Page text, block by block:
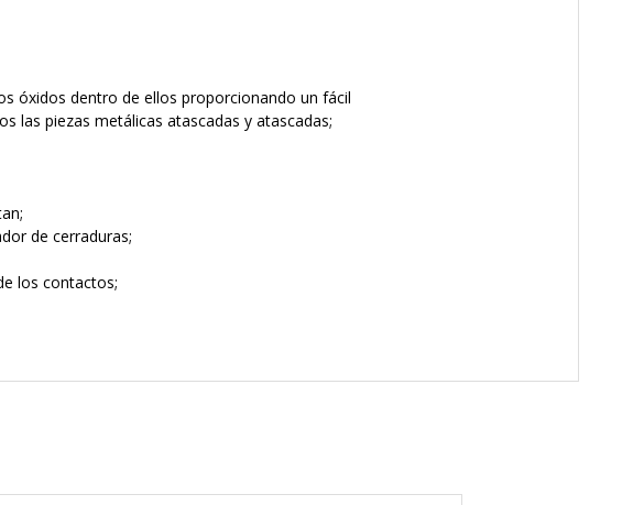
óxidos dentro de ellos proporcionando un fácil
las piezas metálicas atascadas y atascadas;
de cerraduras;
los contactos;